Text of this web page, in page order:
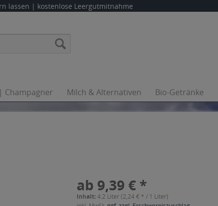
lassen | kostenlose Leergutmitnahme
Champagner Milch & Alternativen Bio-Getränke
ab 9,39 € *
Inhalt:4.2 Liter (2,24 € * / 1 Liter)